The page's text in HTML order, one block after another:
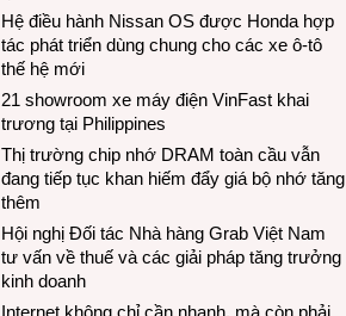
Hệ điều hành Nissan OS được Honda hợp
tác phát triển dùng chung cho các xe ô-tô
thế hệ mới
21 showroom xe máy điện VinFast khai
trương tại Philippines
Thị trường chip nhớ DRAM toàn cầu vẫn
đang tiếp tục khan hiếm đẩy giá bộ nhớ tăng
thêm
Hội nghị Đối tác Nhà hàng Grab Việt Nam
tư vấn về thuế và các giải pháp tăng trưởng
kinh doanh
Internet không chỉ cần nhanh, mà còn phải